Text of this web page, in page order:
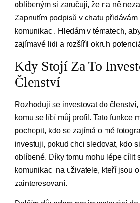
oblíbeným si zaručuji, že na ně
Zapnutím podpisů v chatu
komunikaci. Hledám v tématech,
zajímavé lidi a rozšířil okruh
Kdy Stojí Za To
Členství
Rozhoduji se investovat do
komu se líbí můj profil. Tato funkce
pochopit, kdo se zajímá o mé
investuji, pokud chci sledovat, kdo
oblíbené. Díky tomu mohu lépe cílit
komunikaci na uživatele, kteří jsou
zainteresovaní.